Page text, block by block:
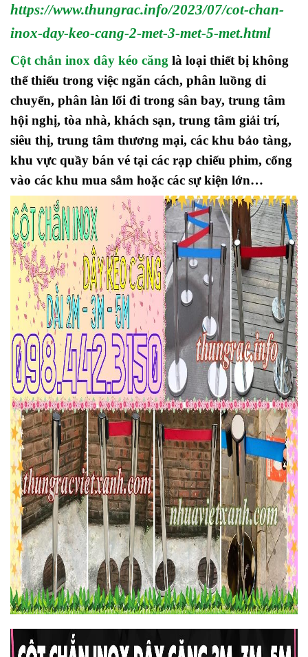
https://www.thungrac.info/2023/07/cot-chan-
inox-day-keo-cang-2-met-3-met-5-met.html
Cột chắn inox dây kéo căng là loại thiết bị không
thể thiếu trong việc ngăn cách, phân luồng di
chuyển, phân làn lối đi trong sân bay, trung tâm
hội nghị, tòa nhà, khách sạn, trung tâm giải trí,
siêu thị, trung tâm thương mại, các khu bảo tàng,
khu vực quầy bán vé tại các rạp chiếu phim, cổng
vào các khu mua sắm hoặc các sự kiện lớn…